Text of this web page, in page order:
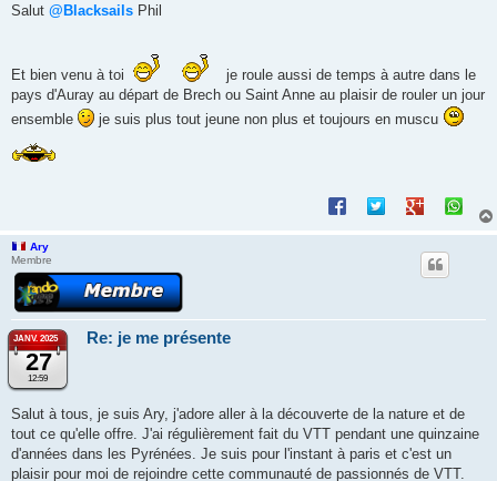
Salut @Blacksails Phil
Et bien venu à toi
je roule aussi de temps à autre dans le
pays d'Auray au départ de Brech ou Saint Anne au plaisir de rouler un jour
ensemble
je suis plus tout jeune non plus et toujours en muscu
Ary
Membre
JANV. 2025
27
12:59
Re: je me présente
Salut à tous, je suis Ary, j'adore aller à la découverte de la nature et de
tout ce qu'elle offre. J'ai régulièrement fait du VTT pendant une quinzaine
d'années dans les Pyrénées. Je suis pour l'instant à paris et c'est un
plaisir pour moi de rejoindre cette communauté de passionnés de VTT.